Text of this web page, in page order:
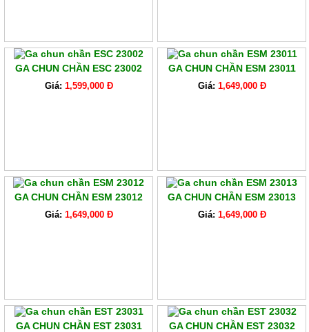
GA CHUN CHẦN ESC 23002
Giá: 1,599,000 Đ
GA CHUN CHẦN ESM 23011
Giá: 1,649,000 Đ
GA CHUN CHẦN ESM 23012
Giá: 1,649,000 Đ
GA CHUN CHẦN ESM 23013
Giá: 1,649,000 Đ
GA CHUN CHẦN EST 23031 GA CHUN CHẦN EST 23032